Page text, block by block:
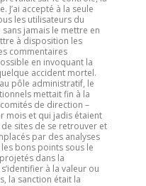
accepté à la seule
les utilisateurs du
jamais le mettre en
à disposition les
commentaires
en invoquant la
accident mortel.
pôle administratif, le
mettait fin à la
de direction –
mois et qui jadis étaient
sites de se retrouver et
par des analyses
bons points sous le
dans la
à la valeur ou
la sanction était la